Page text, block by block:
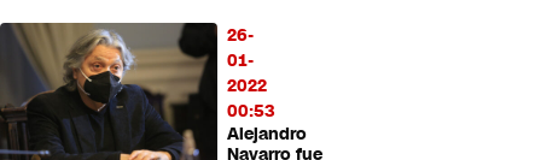
26-
01-
2022
00:53
Alejandro
Navarro fue